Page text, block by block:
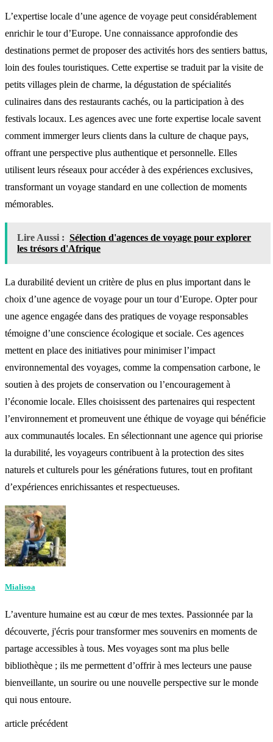
L’expertise locale d’une agence de voyage peut considérablement
enrichir le tour d’Europe. Une connaissance approfondie des
destinations permet de proposer des activités hors des sentiers battus,
loin des foules touristiques. Cette expertise se traduit par la visite de
petits villages plein de charme, la dégustation de spécialités
culinaires dans des restaurants cachés, ou la participation à des
festivals locaux. Les agences avec une forte expertise locale savent
comment immerger leurs clients dans la culture de chaque pays,
offrant une perspective plus authentique et personnelle. Elles
utilisent leurs réseaux pour accéder à des expériences exclusives,
transformant un voyage standard en une collection de moments
mémorables.
Lire Aussi : Sélection d'agences de voyage pour explorer
les trésors d'Afrique
La durabilité devient un critère de plus en plus important dans le
choix d’une agence de voyage pour un tour d’Europe. Opter pour
une agence engagée dans des pratiques de voyage responsables
témoigne d’une conscience écologique et sociale. Ces agences
mettent en place des initiatives pour minimiser l’impact
environnemental des voyages, comme la compensation carbone, le
soutien à des projets de conservation ou l’encouragement à
l’économie locale. Elles choisissent des partenaires qui respectent
l’environnement et promeuvent une éthique de voyage qui bénéficie
aux communautés locales. En sélectionnant une agence qui priorise
la durabilité, les voyageurs contribuent à la protection des sites
naturels et culturels pour les générations futures, tout en profitant
d’expériences enrichissantes et respectueuses.
Mialisoa
L’aventure humaine est au cœur de mes textes. Passionnée par la
découverte, j'écris pour transformer mes souvenirs en moments de
partage accessibles à tous. Mes voyages sont ma plus belle
bibliothèque ; ils me permettent d’offrir à mes lecteurs une pause
bienveillante, un sourire ou une nouvelle perspective sur le monde
qui nous entoure.
article précédent